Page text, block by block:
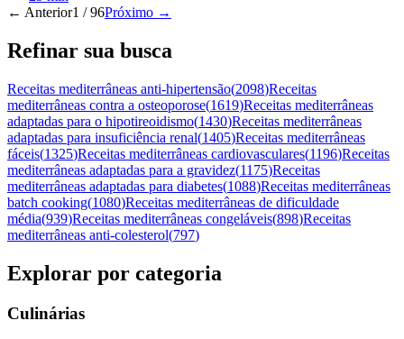
← Anterior1 /96Próximo →
Refinar sua busca
Receitas mediterrâneas anti-hipertensão(2098)Receitas
mediterrâneas contra a osteoporose(1619)Receitas mediterrâneas
adaptadas para o hipotireoidismo(1430)Receitas mediterrâneas
adaptadas para insuficiência renal(1405)Receitas mediterrâneas
fáceis(1325)Receitas mediterrâneas cardiovasculares(1196)Receitas
mediterrâneas adaptadas para a gravidez(1175)Receitas
mediterrâneas adaptadas para diabetes(1088)Receitas mediterrâneas
batch cooking(1080)Receitas mediterrâneas de dificuldade
média(939)Receitas mediterrâneas congeláveis(898)Receitas
mediterrâneas anti-colesterol(797)
Explorar por categoria
Culinárias